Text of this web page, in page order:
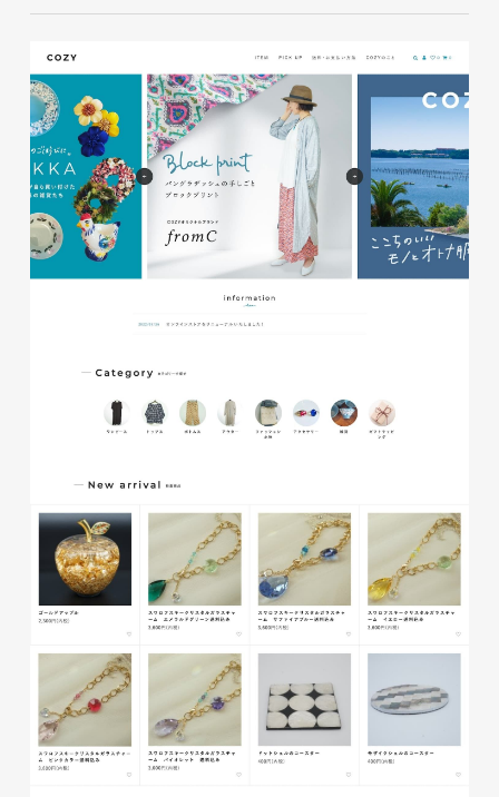
制作
施設・店舗サイト
#食品・飲食
#HTML/CSSコーディング
#レスポンシブWebデザイン
#フロアマット
glitter8様 スタンドバナー
#アパレル・ファッション
#スタンドバナー
#アパレル・ファッション
#A4スタンドバナー